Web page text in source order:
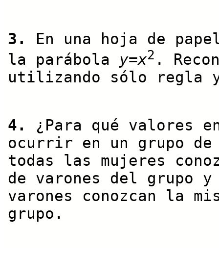
3.
En una hoja de
la parábola y=x2 .
utilizando sólo regla y
4.
¿Para qué valores
ocurrir en un grupo
todas las mujeres
de varones del grupo
varones conozcan la
grupo.